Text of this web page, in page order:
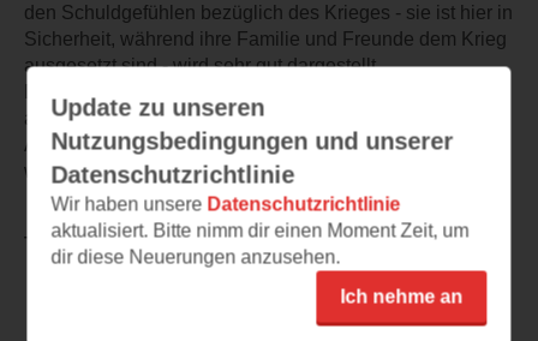
den Schuldgefühlen bezüglich des Krieges - sie ist hier in
Sicherheit, während ihre Familie und Freunde dem Krieg
ausgesetzt sind - wird sehr gut dargestellt.
an einigen wenigen Stellen jedoch etwas abgehackt.
Alles in allem ist es ein lesenswertes Buch, das ein sehr
wichtiges Thema behandelt.
TEILEN
Update zu unseren
Nutzungsbedingungen und unserer
Datenschutzrichtlinie
Wir haben unsere Datenschutzrichtlinie
aktualisiert. Bitte nimm dir einen Moment Zeit, um
dir diese Neuerungen anzusehen.
Ich nehme an